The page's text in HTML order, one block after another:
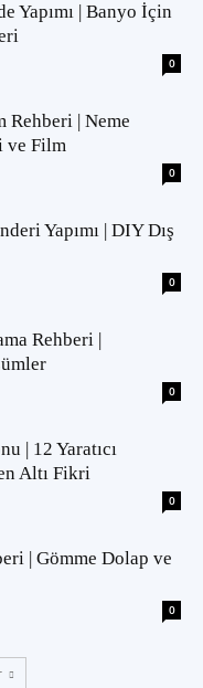
Yapımı | Banyo İçin
0
Rehberi | Neme
ve Film
0
Yapımı | DIY Dış
0
Rehberi |
0
| 12 Yaratıcı
Altı Fikri
0
| Gömme Dolap ve
0